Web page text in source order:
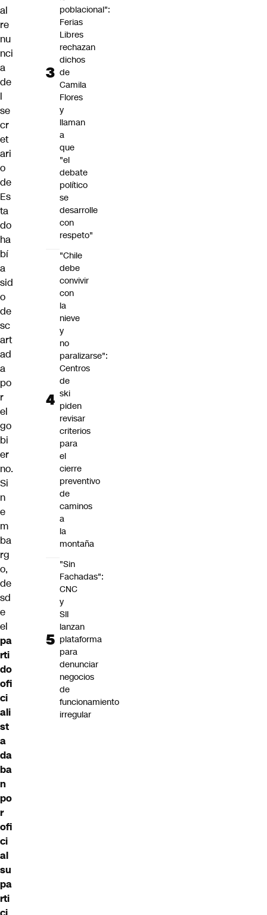
al
re
nu
nci
a
de
l
se
cr
et
ari
o
de
Es
ta
do
ha
bí
a
sid
o
de
sc
art
ad
a
po
r
el
go
bi
er
no.
Si
n
e
m
ba
rg
o,
de
sd
e
el
pa
rti
do
ofi
ci
ali
st
a
da
ba
n
po
r
ofi
ci
al
su
pa
rti
poblacional":
Ferias
Libres
rechazan
dichos
de
Camila
Flores
y
llaman
a
que
"el
debate
político
se
desarrolle
con
respeto"
"Chile
debe
convivir
con
la
nieve
y
no
paralizarse":
Centros
de
ski
piden
revisar
criterios
para
el
cierre
preventivo
de
caminos
a
la
montaña
"Sin
Fachadas":
CNC
y
SII
lanzan
plataforma
para
denunciar
negocios
de
funcionamiento
irregular